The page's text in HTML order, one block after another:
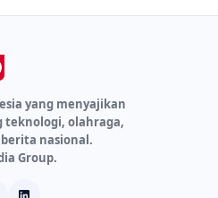
yang menyajikan
olahraga,
nasional.
Group.